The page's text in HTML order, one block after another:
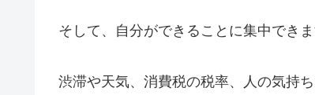
そして、自分ができることに集中できま
渋滞や天気、消費税の税率、人の気持